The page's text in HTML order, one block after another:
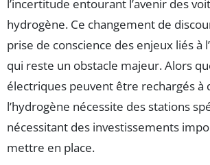
l’incertitude entourant l’avenir des
hydrogène. Ce changement de
prise de conscience des enjeux liés à l’
qui reste un obstacle majeur. Alors
électriques peuvent être rechargés à
l’hydrogène nécessite des stations
nécessitant des investissements
mettre en place.